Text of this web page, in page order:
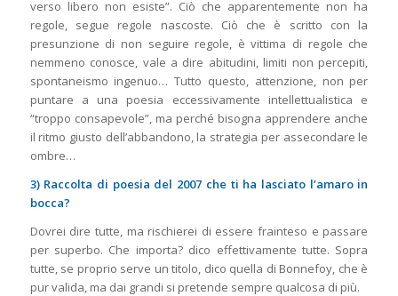
verso libero non esiste”. Ciò che apparentemente non ha
regole, segue regole nascoste. Ciò che è scritto con la
presunzione di non seguire regole, è vittima di regole che
nemmeno conosce, vale a dire abitudini, limiti non percepiti,
spontaneismo ingenuo… Tutto questo, attenzione, non per
puntare a una poesia eccessivamente intellettualistica e
“troppo consapevole”, ma perché bisogna apprendere anche
il ritmo giusto dell’abbandono, la strategia per assecondare le
ombre…
3) Raccolta di poesia del 2007 che ti ha lasciato l’amaro in
bocca?
Dovrei dire tutte, ma rischierei di essere frainteso e passare
per superbo. Che importa? dico effettivamente tutte. Sopra
tutte, se proprio serve un titolo, dico quella di Bonnefoy, che è
pur valida, ma dai grandi si pretende sempre qualcosa di più.